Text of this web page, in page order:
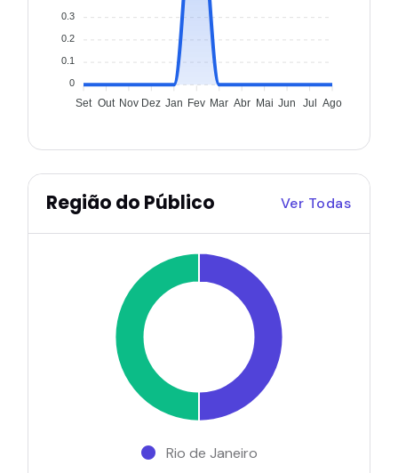
0.3
0.2
0.1
0
Set Out Nov Dez Jan Fev Mar Abr Mai Jun Jul Ago
Região do Público Ver Todas
Rio de Janeiro